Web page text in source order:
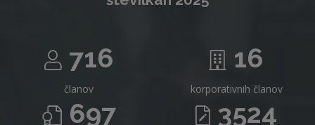
716
članov
16
korporativnih članov
697 3524